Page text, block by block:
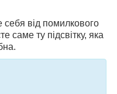
себя від помилкового
саме ту підсвітку, яка